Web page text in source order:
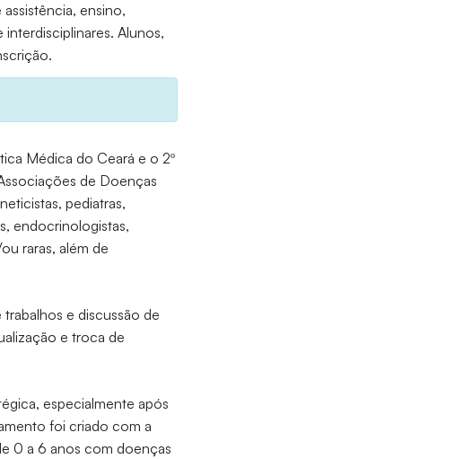
ensino,
Alunos,
Médica do Ceará e o 2º
de Doenças
pediatras,
endocrinologistas,
raras, além de
e discussão de
e troca de
especialmente após
foi criado com a
0 a 6 anos com doenças